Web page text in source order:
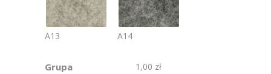
A13 A14
Grupa
1,00 zł